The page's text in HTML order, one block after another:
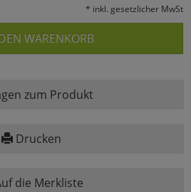
* inkl. gesetzlicher MwSt
WARENKORB
zum Produkt
Drucken
die Merkliste